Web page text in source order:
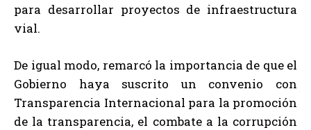
para desarrollar proyectos de infraestructura
vial.
De igual modo, remarcó la importancia de que el
Gobierno haya suscrito un convenio con
Transparencia Internacional para la promoción
de la transparencia, el combate a la corrupción